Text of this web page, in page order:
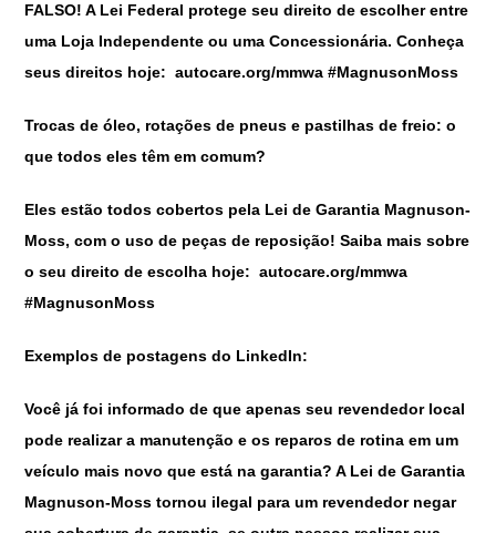
FALSO! A Lei Federal protege seu direito de escolher entre
uma Loja Independente ou uma Concessionária. Conheça
seus direitos hoje: autocare.org/mmwa #MagnusonMoss
Trocas de óleo, rotações de pneus e pastilhas de freio: o
que todos eles têm em comum?
Eles estão todos cobertos pela Lei de Garantia Magnuson-
Moss, com o uso de peças de reposição! Saiba mais sobre
o seu direito de escolha hoje: autocare.org/mmwa
#MagnusonMoss
Exemplos de postagens do LinkedIn:
Você já foi informado de que apenas seu revendedor local
pode realizar a manutenção e os reparos de rotina em um
veículo mais novo que está na garantia? A Lei de Garantia
Magnuson-Moss tornou ilegal para um revendedor negar